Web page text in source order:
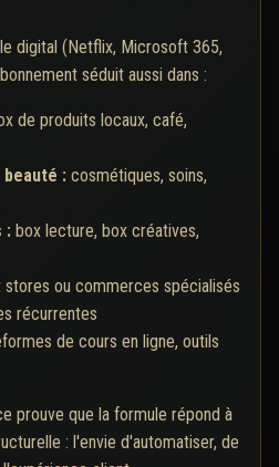
digital (Netflix, Microsoft 365,
séduit aussi dans :
de produits locaux, café,
: cosmétiques, soins,
: box lecture, box créatives,
ou commerces spécialisés
récurrentes
de cours en ligne, outils
prouve que la formule répond à
: l'envie d'automatiser, de